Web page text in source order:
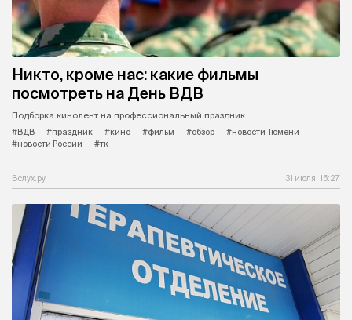
Никто, кроме нас: какие фильмы
посмотреть на День ВДВ
Подборка кинолент на профессиональный праздник.
#ВДВ
#праздник #кино #фильм #обзор
#новости Тюмени
#новости России
#тк
Вслух.ру 31 июля, 16:27